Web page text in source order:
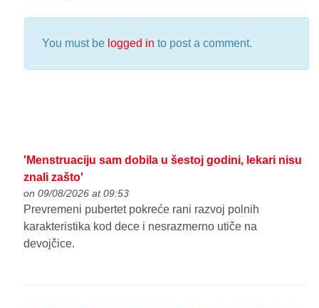
You must be logged in to post a comment.
'Menstruaciju sam dobila u šestoj godini, lekari nisu
znali zašto'
on 09/08/2026 at 09:53
Prevremeni pubertet pokreće rani razvoj polnih
karakteristika kod dece i nesrazmerno utiče na
devojčice.